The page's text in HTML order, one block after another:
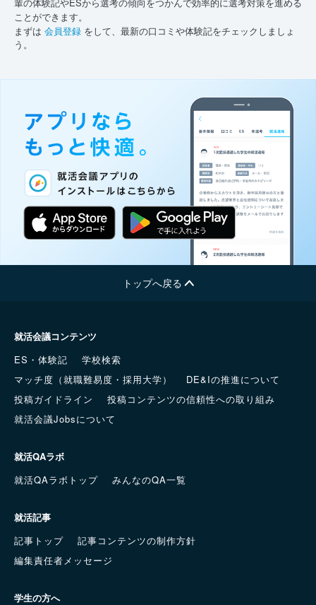
ことができます。
まずは 会員登録 をして、最新の口コミや体験記をチェックしましょ
う。
トップへ戻る
就活会議コンテンツ
ES・体験記
学校検索
マッチ度（就職難易度・採用大学）
DE&Iの推進について
投稿ガイドライン
投稿コンテンツの信頼性への取り組み
就活会議Jobsについて
就活QAラボ
就活QAラボトップ
みんなのQA一覧
就活記事
記事トップ
記事コンテンツの制作方針
編集責任者メッセージ
学生の方へ